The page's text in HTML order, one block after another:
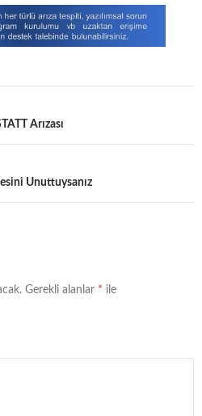
Arızası
Unuttuysanız
Gerekli alanlar * ile